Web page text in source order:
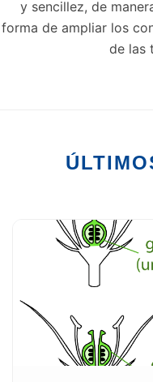
y sencillez, de
forma de ampliar los
de las